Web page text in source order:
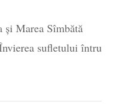
și Marea Sîmbătă
sufletului întru